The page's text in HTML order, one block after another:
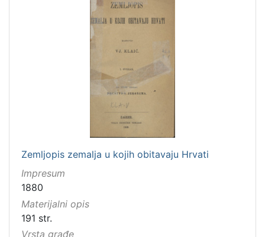
Zemljopis zemalja u kojih obitavaju Hrvati
Impresum
1880
Materijalni opis
191 str.
Vrsta građe